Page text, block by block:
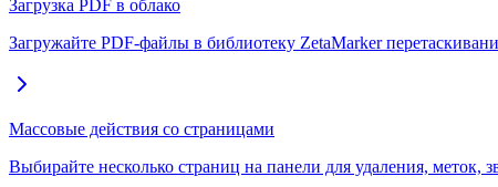
Загрузка PDF в облако
Загружайте PDF-файлы в библиотеку ZetaMarker
Массовые действия со страницами
Выбирайте несколько страниц на панели для удаления, меток,